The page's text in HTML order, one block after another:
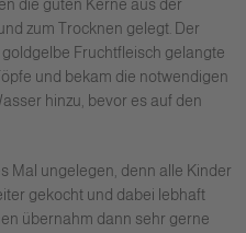
die guten Kerne aus der
zum Trocknen gelegt. Der
Fruchtfleisch gelangte
und bekam die notwendigen
hinzu, bevor es auf den
Mal ungelegen, denn alle Kinder
gekocht und dabei lebhaft
übernahm dann sehr gerne